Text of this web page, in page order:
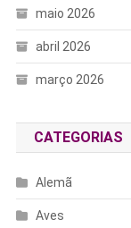
maio 2026
abril 2026
março 2026
CATEGORIAS
Alemã
Aves